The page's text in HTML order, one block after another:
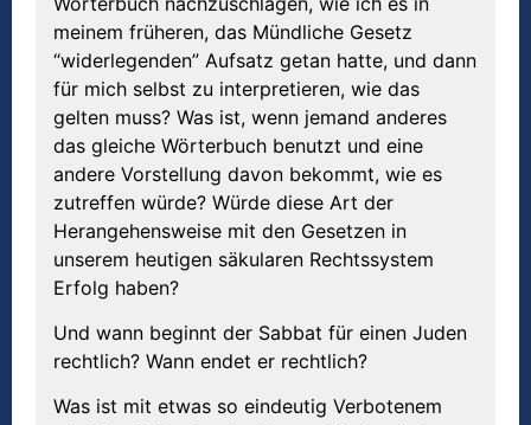
meinem früheren, das Mündliche Gesetz
“widerlegenden” Aufsatz getan hatte, und dann
für mich selbst zu interpretieren, wie das
gelten muss? Was ist, wenn jemand anderes
das gleiche Wörterbuch benutzt und eine
andere Vorstellung davon bekommt, wie es
zutreffen würde? Würde diese Art der
Herangehensweise mit den Gesetzen in
unserem heutigen säkularen Rechtssystem
Erfolg haben?
Und wann beginnt der Sabbat für einen Juden
rechtlich? Wann endet er rechtlich?
Was ist mit etwas so eindeutig Verbotenem